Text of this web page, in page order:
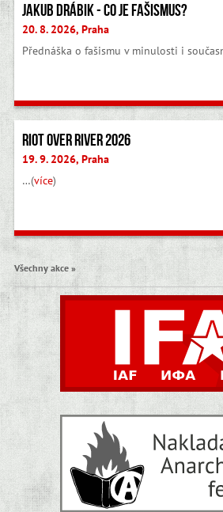
Jakub Drábik - Co je fašismus?
20. 8. 2026, Praha
Přednáška o fašismu v minulosti i
Riot Over River 2026
19. 9. 2026, Praha
…(více)
Všechny akce »